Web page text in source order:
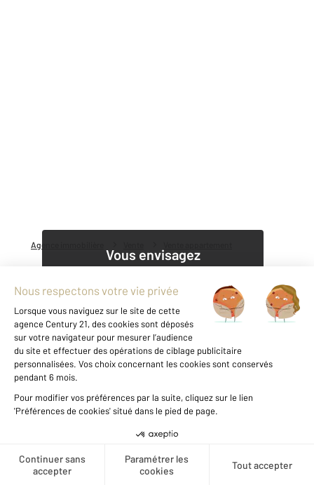
Créer une alerte
Agence immobilière
Vous envisagez
Découvrir nos offres
1
Notre agence à NANTES